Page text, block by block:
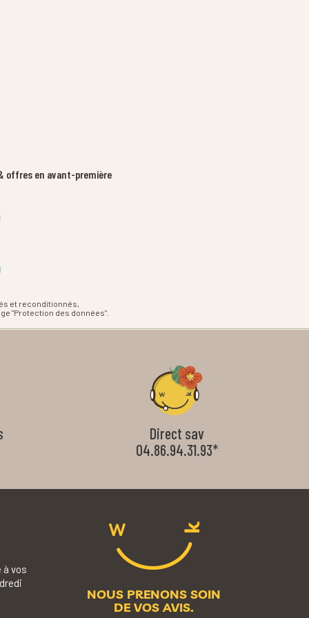
offres en avant-première
et reconditionnés,
"Protection des données".
Direct sav
04.86.94.31.93*
vos
NOUS PRENONS SOIN
DE VOS AVIS.